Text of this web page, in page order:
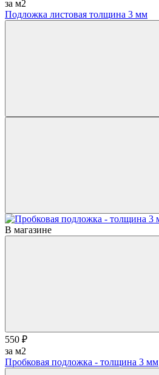
за м2
Подложка листовая толщина 3 мм
В магазине
550 ₽
за м2
Пробковая подложка - толщина 3 мм